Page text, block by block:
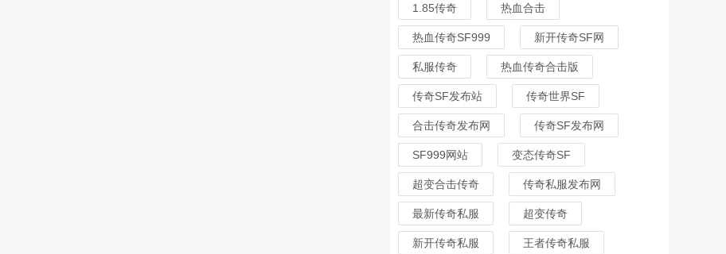
1.85传奇 热血合击
热血传奇SF999 新开传奇SF网
私服传奇 热血传奇合击版
传奇SF发布站 传奇世界SF
合击传奇发布网 传奇SF发布网
SF999网站 变态传奇SF
超变合击传奇 传奇私服发布网
最新传奇私服 超变传奇
新开传奇私服 王者传奇私服